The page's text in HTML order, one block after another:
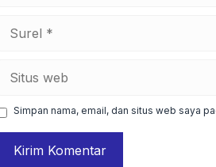
web
Simpan nama, email, dan situs web saya